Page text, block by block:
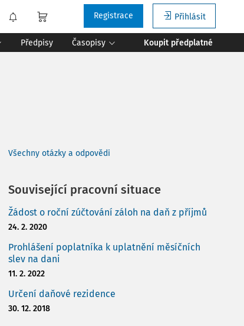
Přihlásit
Registrace
Předpisy Časopisy Koupit předplatné
Všechny otázky a odpovědi
Související pracovní situace
Žádost o roční zúčtování záloh na daň z příjmů
24. 2. 2020
Prohlášení poplatníka k uplatnění měsíčních
slev na dani
11. 2. 2022
Určení daňové rezidence
30. 12. 2018